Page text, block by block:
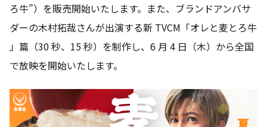
ろ牛”）を販売開始いたします。また、ブランドアンバサ
ダーの木村拓哉さんが出演する新 TVCM「オレと麦とろ牛
」篇（30 秒、15 秒）を制作し、6 月 4 日（木）から全国
で放映を開始いたします。